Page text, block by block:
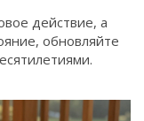
действие, а
обновляйте